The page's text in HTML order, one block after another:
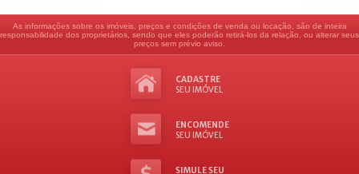
As informações sobre os imóveis, preços e condições de venda ou locação, são de inteira
responsabilidade dos proprietários, sendo que eles poderão retirá-los da relação, ou alterar seus
preços sem prévio aviso.
CADASTRE
SEU IMÓVEL
ENCOMENDE
SEU IMÓVEL
SIMULE SEU